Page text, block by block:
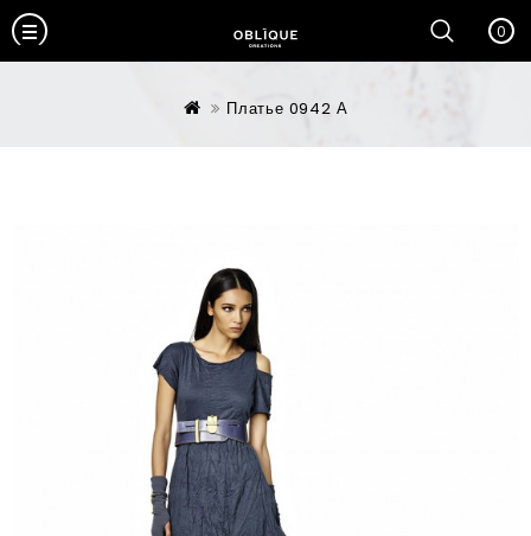
0
Платье 0942 А